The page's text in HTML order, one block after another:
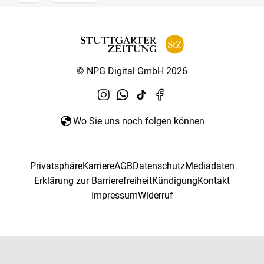
© NPG Digital GmbH 2026
Wo Sie uns noch folgen können
PrivatsphäreKarriereAGBDatenschutzMediadaten
Erklärung zur BarrierefreiheitKündigungKontakt
ImpressumWiderruf